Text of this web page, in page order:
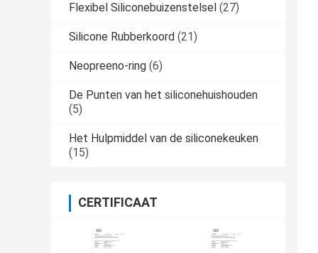
Flexibel Siliconebuizenstelsel (27)
Silicone Rubberkoord (21)
Neopreeno-ring (6)
De Punten van het siliconehuishouden
(5)
Het Hulpmiddel van de siliconekeuken
(15)
CERTIFICAAT